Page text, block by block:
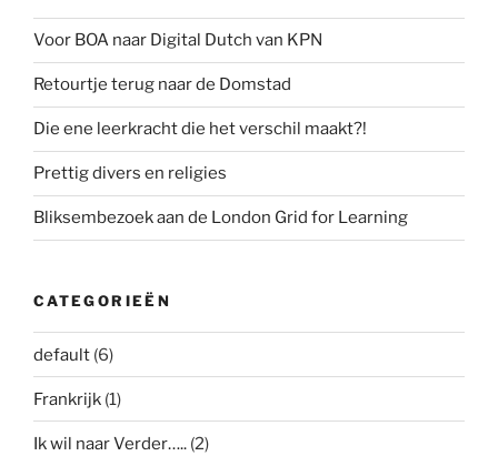
Voor BOA naar Digital Dutch van KPN
Retourtje terug naar de Domstad
Die ene leerkracht die het verschil maakt?!
Prettig divers en religies
Bliksembezoek aan de London Grid for Learning
CATEGORIEËN
default (6)
Frankrijk (1)
Ik wil naar Verder….. (2)